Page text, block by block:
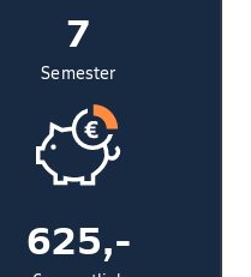
7
Semester
625,-